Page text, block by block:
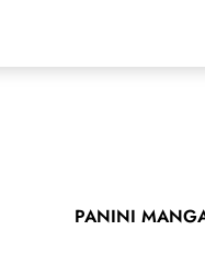
PANINI